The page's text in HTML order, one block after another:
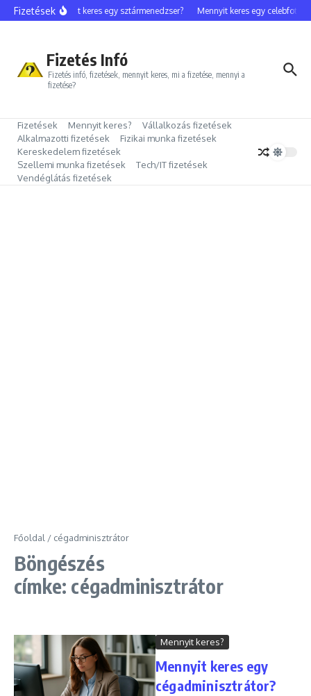
Ugrás a tartalomhoz
FizetésekMennyit keres egy sztármenedzser? Mennyit keres egy celebfotós?
Fizetés Infó
Fizetés infó, fizetések, mennyit keres, mi a fizetése, mennyi a
fizetése?
Fizetések Mennyit keres?
Vállalkozás fizetések
Alkalmazotti fizetések
Fizikai munka fizetések
Kereskedelem fizetések
Szellemi munka fizetések
Tech/IT fizetések
Vendéglátás fizetések
Főoldal / cégadminisztrátor
Böngészés
címke: cégadminisztrátor
Mennyit keres?
Mennyit keres egy
cégadminisztrátor?